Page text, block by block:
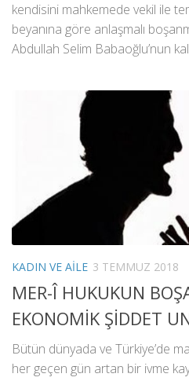
kendisini mahkemede vekil ile
beyanına göre anlaşmalı
Abdullah Selim Babaoğlu’nun
KADIN VE AILE 3 TEMMUZ 2018
MER-Î HUKUKUN
EKONOMİK ŞİDDET
Bütün dünyada ve Türkiye’de
her geçen gün artan bir ivme